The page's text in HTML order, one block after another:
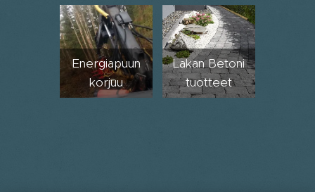
Energiapuun
korjuu
Lakan Betoni
tuotteet